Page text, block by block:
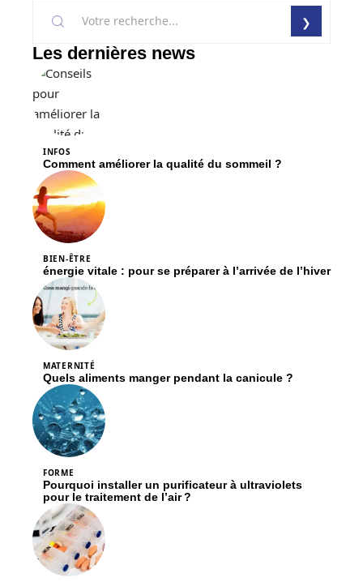
Les dernières news
INFOS
Comment améliorer la qualité du sommeil ?
BIEN-ÊTRE
énergie vitale : pour se préparer à l’arrivée de l’hiver
MATERNITÉ
Quels aliments manger pendant la canicule ?
FORME
Pourquoi installer un purificateur à ultraviolets
pour le traitement de l’air ?